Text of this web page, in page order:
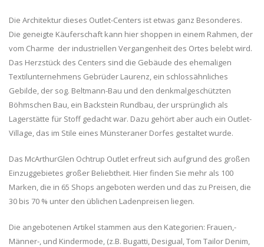
Die Architektur dieses Outlet-Centers ist etwas ganz Besonderes.
Die geneigte Käuferschaft kann hier shoppen in einem Rahmen, der
vom Charme der industriellen Vergangenheit des Ortes belebt wird.
Das Herzstück des Centers sind die Gebäude des ehemaligen
Textilunternehmens Gebrüder Laurenz, ein schlossähnliches
Gebilde, der sog. Beltmann-Bau und den denkmalgeschützten
Böhmschen Bau, ein Backstein Rundbau, der ursprünglich als
Lagerstätte für Stoff gedacht war. Dazu gehört aber auch ein Outlet-
Village, das im Stile eines Münsteraner Dorfes gestaltet wurde.
Das McArthurGlen Ochtrup Outlet erfreut sich aufgrund des großen
Einzuggebietes großer Beliebtheit. Hier finden Sie mehr als 100
Marken, die in 65 Shops angeboten werden und das zu Preisen, die
30 bis 70 % unter den üblichen Ladenpreisen liegen.
Die angebotenen Artikel stammen aus den Kategorien: Frauen,-
Männer-, und Kindermode, (z.B. Bugatti, Desigual, Tom Tailor Denim,